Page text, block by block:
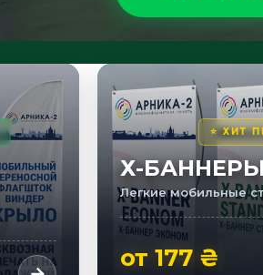
⭐ ХИТ
Х-
Легкие мобильные
от 177 ₴